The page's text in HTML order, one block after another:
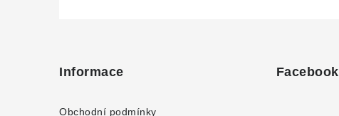
Informace
Obchodní podmínky
Facebook